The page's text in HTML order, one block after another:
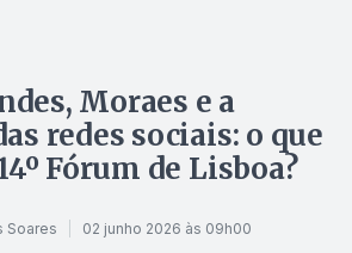
Moraes e a
redes sociais: o que
Fórum de Lisboa?
Soares 02 junho 2026 às 09h00